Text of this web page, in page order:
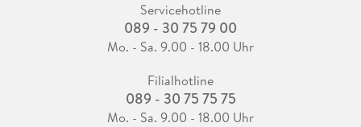
Servicehotline
089 - 30 75 79 00
Mo. - Sa. 9.00 - 18.00 Uhr
Filialhotline
089 - 30 75 75 75
Mo. - Sa. 9.00 - 18.00 Uhr